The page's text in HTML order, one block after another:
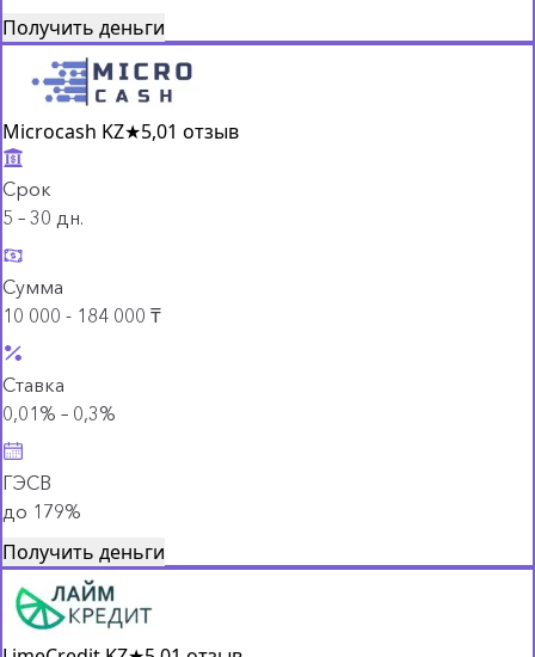
Получить деньги
Microcash KZ★5,01 отзыв
Срок
5 – 30 дн.
Сумма
10 000 - 184 000 ₸
Ставка
0,01% – 0,3%
ГЭСВ
до 179%
Получить деньги